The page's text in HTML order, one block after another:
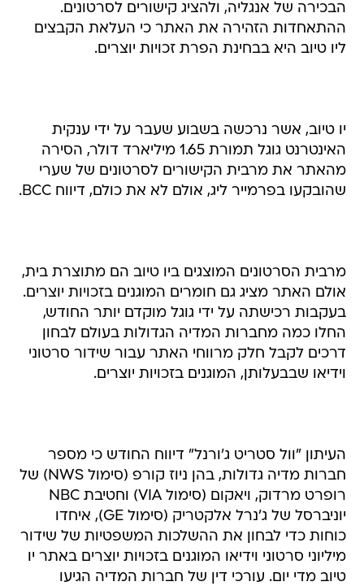
הבכירה של אנגליה, ולהציג קישורים לסרטונים.
ההתאחדות הזהירה את האתר כי העלאת הקבצים
ליו טיוב היא בבחינת הפרת זכויות יוצרים.
יו טיוב, אשר נרכשה בשבוע שעבר על ידי ענקית
האינטרנט גוגל תמורת 1.65 מיליארד דולר, הסירה
מהאתר את מרבית הקישורים לסרטונים של שערי
שהובקעו בפרמייר ליג, אולם לא את כולם, דיווח BCC.
מרבית הסרטונים המוצגים ביו טיוב הם מתוצרת בית,
אולם האתר מציג גם חומרים המוגנים בזכויות יוצרים.
בעקבות רכישתה על ידי גוגל מוקדם יותר החודש,
החלו כמה מחברות המדיה הגדולות בעולם לבחון
דרכים לקבל חלק מרווחי האתר עבור שידור סרטוני
וידיאו שבבעלותן, המוגנים בזכויות יוצרים.
העיתון "וול סטריט ג'ורנל" דיווח החודש כי מספר
חברות מדיה גדולות, בהן ניוז קורפ (סימול NWS) של
רופרט מרדוק, ויאקום (סימול VIA) וחטיבת NBC
יוניברסל של ג'נרל אלקטריק (סימול GE), איחדו
כוחות כדי לבחון את ההשלכות המשפטיות של שידור
מיליוני סרטוני וידיאו המוגנים בזכויות יוצרים באתר יו
טיוב מדי יום. עורכי דין של חברות המדיה הגיעו